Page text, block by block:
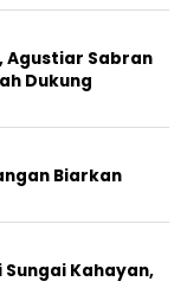
Agustiar Sabran
Dukung
Biarkan
Sungai Kahayan,